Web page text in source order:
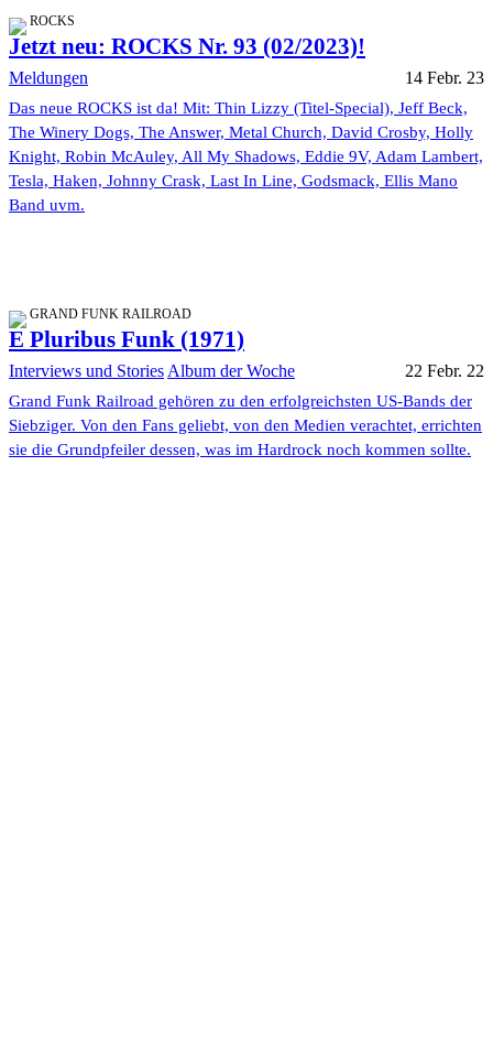
ROCKS
Jetzt neu: ROCKS Nr. 93 (02/2023)!
Meldungen 14 Febr. 23
Das neue ROCKS ist da! Mit: Thin Lizzy (Titel-Special), Jeff Beck,
The Winery Dogs, The Answer, Metal Church, David Crosby, Holly
Knight, Robin McAuley, All My Shadows, Eddie 9V, Adam Lambert,
Tesla, Haken, Johnny Crask, Last In Line, Godsmack, Ellis Mano
Band uvm.
GRAND FUNK RAILROAD
E Pluribus Funk (1971)
Interviews und StoriesAlbum der Woche 22 Febr. 22
Grand Funk Railroad gehören zu den erfolgreichsten US-Bands der
Siebziger. Von den Fans geliebt, von den Medien verachtet, errichten
sie die Grundpfeiler dessen, was im Hardrock noch kommen sollte.